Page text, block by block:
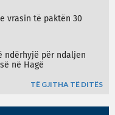
vrasin të paktën 30
ndërhyjë për ndaljen
në Hagë
TË GJITHA TË DITËS